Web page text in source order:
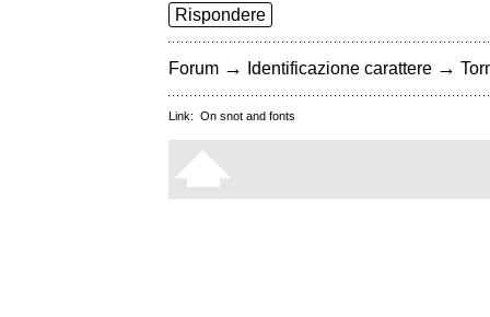
Rispondere
Forum → Identificazione carattere →
Link: On snot and fonts